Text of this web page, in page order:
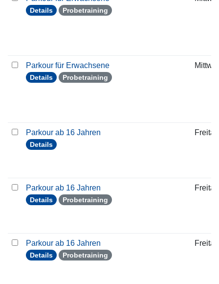
Details Probetraining
Parkour für Erwachsene
Details Probetraining
Parkour ab 16 Jahren
Details
Freitag
Parkour ab 16 Jahren
Details Probetraining
Freitag
Parkour ab 16 Jahren
Details Probetraining
Freitag